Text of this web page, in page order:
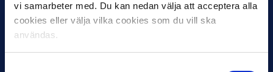
vi samarbeter med. Du kan nedan välja att acceptera alla
cookies eller välja vilka cookies som du vill ska
användas.